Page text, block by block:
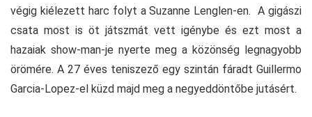
végig kiélezett harc folyt a Suzanne Lenglen-en. A gigászi
csata most is öt játszmát vett igénybe és ezt most a
hazaiak show-man-je nyerte meg a közönség legnagyobb
örömére. A 27 éves teniszező egy szintán fáradt Guillermo
Garcia-Lopez-el küzd majd meg a negyeddöntőbe jutásért.